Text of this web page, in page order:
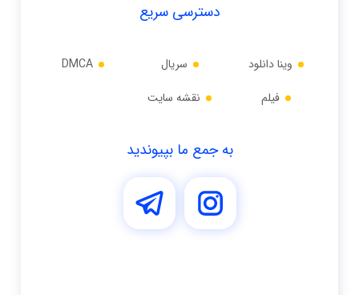
دسترسی سریع
وینا دانلود
فیلم
سریال
نقشه سایت
DMCA
به جمع ما بپیوندید